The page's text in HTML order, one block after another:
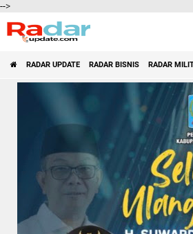
-->
RADAR UPDATE RADAR BISNIS RADAR